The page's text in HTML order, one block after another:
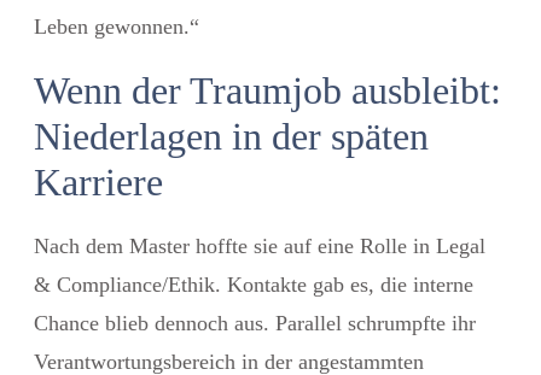
Leben gewonnen.“
Wenn der Traumjob ausbleibt:
Niederlagen in der späten
Karriere
Nach dem Master hoffte sie auf eine Rolle in Legal
& Compliance/Ethik. Kontakte gab es, die interne
Chance blieb dennoch aus. Parallel schrumpfte ihr
Verantwortungsbereich in der angestammten